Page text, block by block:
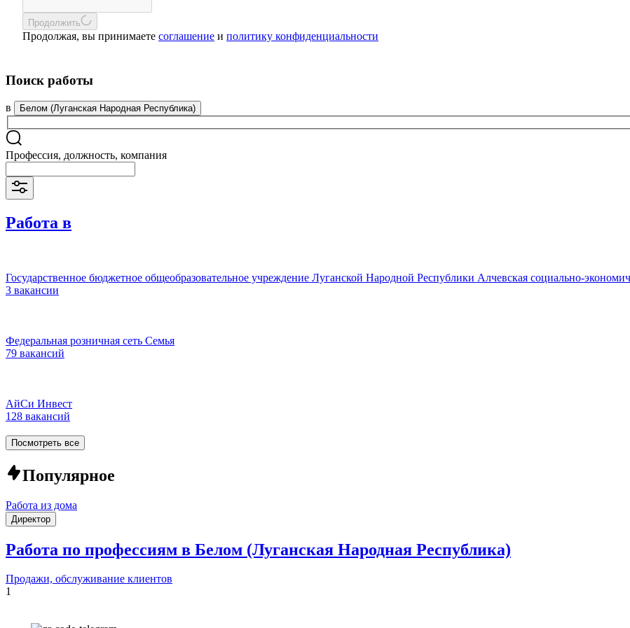
Продолжить
Продолжая, вы принимаете соглашение и политику конфиденциальности
Поиск работы
в Белом (Луганская Народная Республика)
Профессия, должность, компания
Работа в
Государственное бюджетное общеобразовательное учреждение Луганской Народной Республики Алчевская социально-
3 вакансии
Федеральная розничная сеть Семья
79 вакансий
АйСи Инвест
128 вакансий
Посмотреть все
Популярное
Работа из дома
Директор
Работа по профессиям в Белом (Луганская Народная Республика)
Продажи, обслуживание клиентов
1